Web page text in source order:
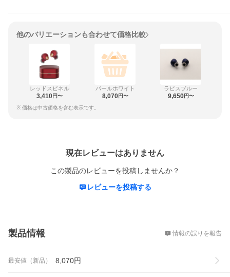
他のバリエーションも合わせて価格比較
レッドスピネル
3,410円〜
パールホワイト
8,070円〜
ラピスブルー
9,650円〜
※ 価格は中古価格を含む表示です。
現在レビューはありません
この製品のレビューを投稿しませんか？
レビューを投稿する
製品情報 情報の誤りを報告
最安値（新品） 8,070円